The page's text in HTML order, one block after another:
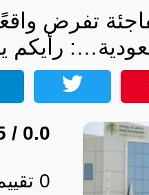
تفرض
رأيكم
0.0
/ 5
0